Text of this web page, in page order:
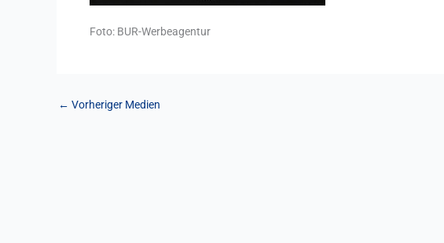
Foto: BUR-Werbeagentur
← Vorheriger Medien